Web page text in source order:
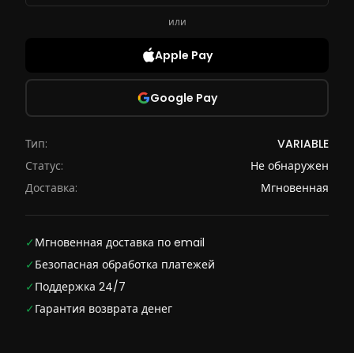
или
Apple Pay
Google Pay
Тип:
VARIABLE
Статус:
Не обнаружен
Доставка:
Мгновенная
✓ Мгновенная доставка по email
✓ Безопасная обработка платежей
✓ Поддержка 24/7
✓ Гарантия возврата денег